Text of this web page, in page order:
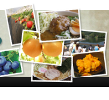
木のうんまい